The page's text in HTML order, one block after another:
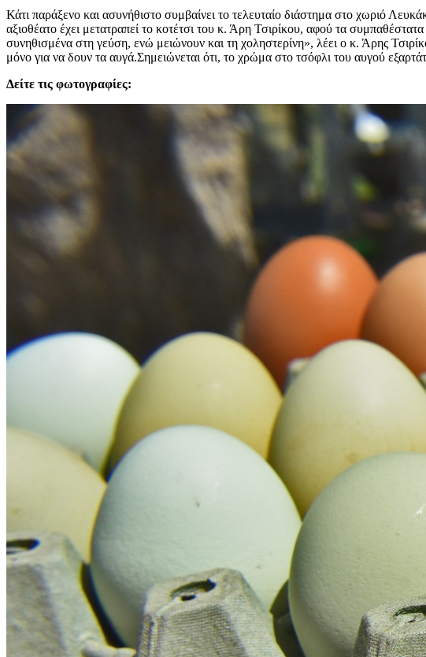
Κάτι παράξενο και ασυνήθιστο συμβαίνει το τελευταίο διάστημα στο χωριό
αξιοθέατο έχει μετατραπεί το κοτέτσι του κ. Άρη Τσιρίκου, αφού τα
συνηθισμένα στη γεύση, ενώ μειώνουν και τη χοληστερίνη», λέει ο κ. Άρης
μόνο για να δουν τα αυγά.Σημειώνεται ότι, το χρώμα στο τσόφλι του αυγού
Δείτε τις φωτογραφίες: